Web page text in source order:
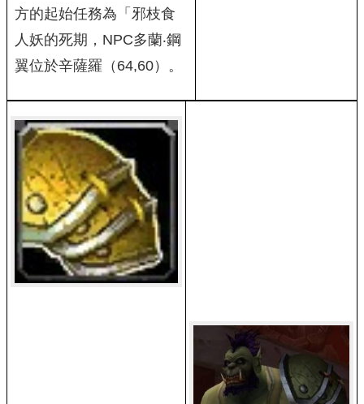
方的起始任務為「邪枝食
人妖的死期，NPC多蘭‧鋼
翼位於辛薩羅（64,60）。